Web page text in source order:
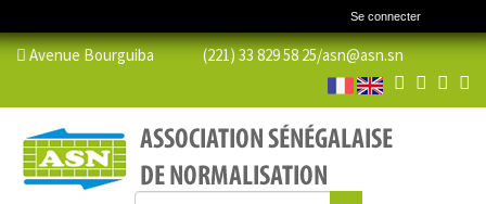
Se connecter
Avenue Bourguiba (221) 33 829 58 25/asn@asn.sn